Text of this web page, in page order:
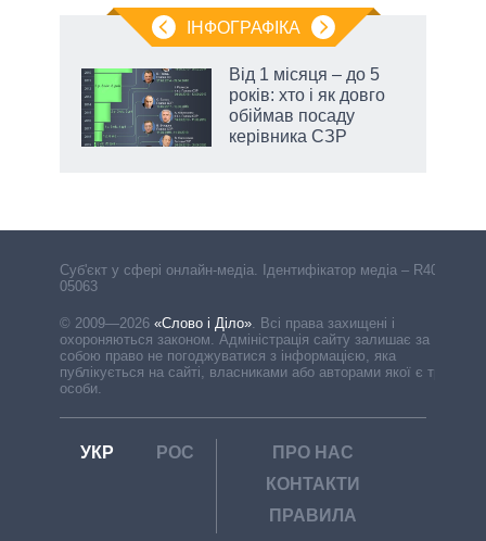
ІНФОГРАФІКА
Від 1 місяця – до 5
років: хто і як довго
обіймав посаду
керівника СЗР
Cуб'єкт у сфері онлайн-медіа. Ідентифікатор медіа – R40-
05063
© 2009—2026 «Слово і Діло» Всі права захищені і
охороняються законом. Адміністрація сайту залишає за
собою право не погоджуватися з інформацією, яка
публікується на сайті, власниками або авторами якої є треті
особи.
УКР РОС
ПРО НАС
КОНТАКТИ
ПРАВИЛА